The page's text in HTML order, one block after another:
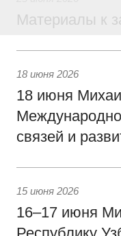
Материалы к
18 июня 2026
18 июня
связей и
15 июня 2026
16–17 июня